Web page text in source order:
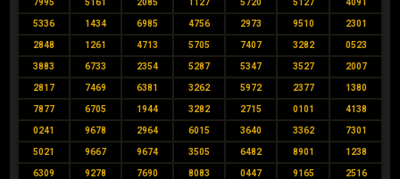
7995 5161 2085 1127 5720 5127 4091
5336 1434 6985 4756 2973 9510 2301
2848 1261 4713 5705 7407 3282 0523
3883 6733 2354 5287 5347 3527 2007
2817 7469 6381 3262 5972 2377 1380
7877 6705 1944 3282 2715 0101 4138
0241 9678 2964 6015 3640 3362 7301
5021 9667 9674 3505 6482 8901 1238
6309 9278 7690 8083 0447 9165 2516